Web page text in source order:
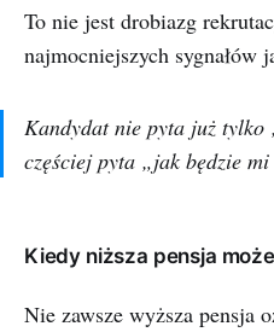
To nie jest drobiazg
najmocniejszych sygnałów
Kandydat nie pyta już
częściej pyta „jak będzie mi
Kiedy niższa pensja
Nie zawsze wyższa pensja